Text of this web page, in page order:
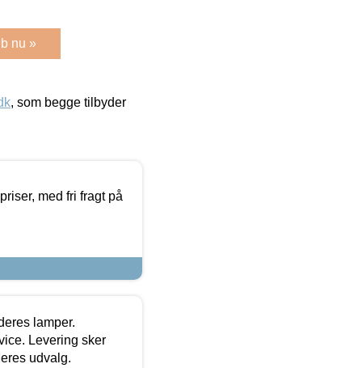
nu »
, som begge tilbyder
med fri fragt på
lamper.
Levering sker
udvalg.